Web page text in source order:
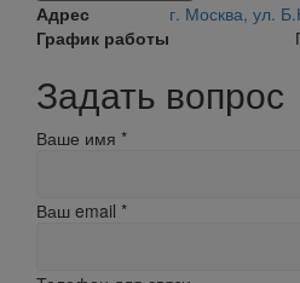
Адрес
г. Москва, ул.
График работы
Задать вопрос
Ваше имя *
Ваш email *